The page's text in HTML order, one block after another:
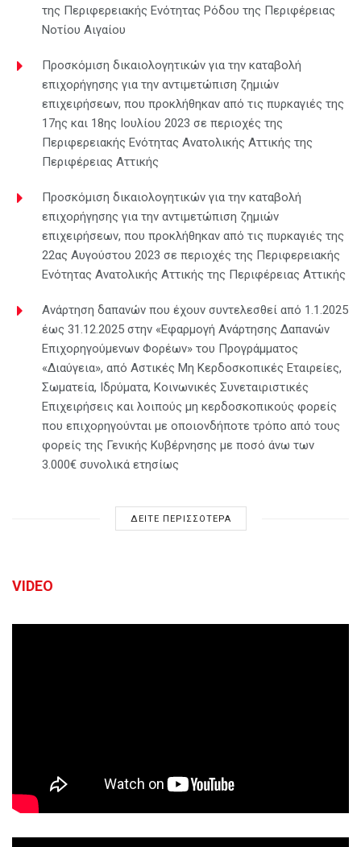
της Περιφερειακής Ενότητας Ρόδου της Περιφέρειας
Νοτίου Αιγαίου
Προσκόμιση δικαιολογητικών για την καταβολή
επιχορήγησης για την αντιμετώπιση ζημιών
επιχειρήσεων, που προκλήθηκαν από τις πυρκαγιές της
17ης και 18ης Ιουλίου 2023 σε περιοχές της
Περιφερειακής Ενότητας Ανατολικής Αττικής της
Περιφέρειας Αττικής
Προσκόμιση δικαιολογητικών για την καταβολή
επιχορήγησης για την αντιμετώπιση ζημιών
επιχειρήσεων, που προκλήθηκαν από τις πυρκαγιές της
22ας Αυγούστου 2023 σε περιοχές της Περιφερειακής
Ενότητας Ανατολικής Αττικής της Περιφέρειας Αττικής
Ανάρτηση δαπανών που έχουν συντελεσθεί από 1.1.2025
έως 31.12.2025 στην «Εφαρμογή Ανάρτησης Δαπανών
Επιχορηγούμενων Φορέων» του Προγράμματος
«Διαύγεια», από Αστικές Μη Κερδοσκοπικές Εταιρείες,
Σωματεία, Ιδρύματα, Κοινωνικές Συνεταιριστικές
Επιχειρήσεις και λοιπούς μη κερδοσκοπικούς φορείς
που επιχορηγούνται με οποιονδήποτε τρόπο από τους
φορείς της Γενικής Κυβέρνησης με ποσό άνω των
3.000€ συνολικά ετησίως
ΔΕΙΤΕ ΠΕΡΙΣΣΟΤΕΡΑ
VIDEO